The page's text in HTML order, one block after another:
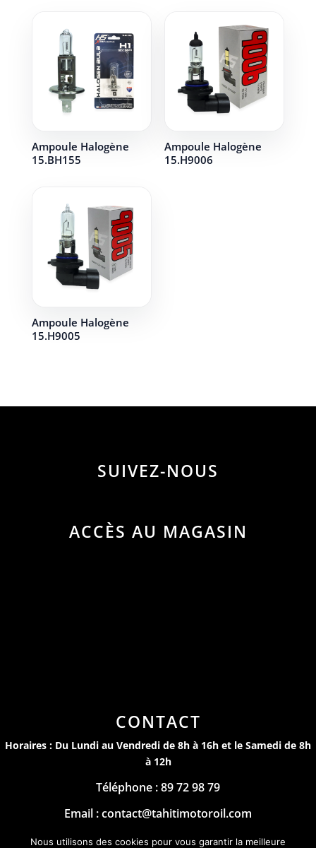
Ampoule Halogène
15.BH155
Ampoule Halogène
15.H9006
Ampoule Halogène
15.H9005
SUIVEZ-NOUS
ACCÈS AU MAGASIN
CONTACT
Horaires : Du Lundi au Vendredi de 8h à 16h et le Samedi de 8h
à 12h
Téléphone : 89 72 98 79
Email : contact@tahitimotoroil.com
Mentions Légales
Nous utilisons des cookies pour vous garantir la meilleure